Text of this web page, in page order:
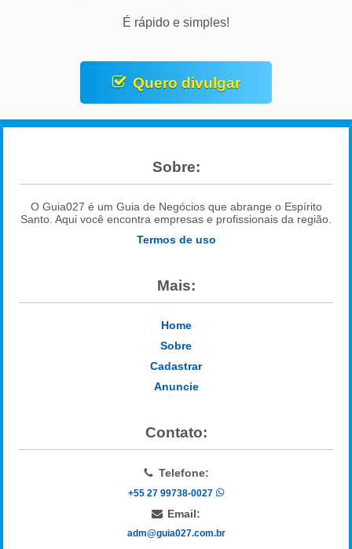
É rápido e simples!
Quero divulgar
Sobre:
O Guia027 é um Guia de Negócios que abrange o Espírito
Santo. Aqui você encontra empresas e profissionais da região.
Termos de uso
Mais:
Home
Sobre
Cadastrar
Anuncie
Contato:
Telefone:
+55 27 99738-0027
Email:
adm@guia027.com.br